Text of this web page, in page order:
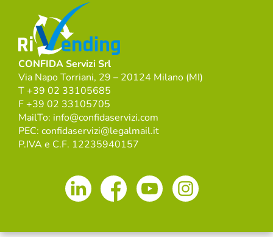
CONFIDA Servizi Srl
Via Napo Torriani, 29 – 20124 Milano (MI)
T +39 02 33105685
F +39 02 33105705
MailTo: info@confidaservizi.com
PEC: confidaservizi@legalmail.it
P.IVA e C.F. 12235940157